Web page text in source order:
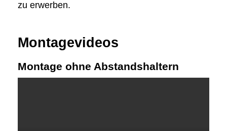
zu erwerben.
Montagevideos
Montage ohne Abstandshaltern